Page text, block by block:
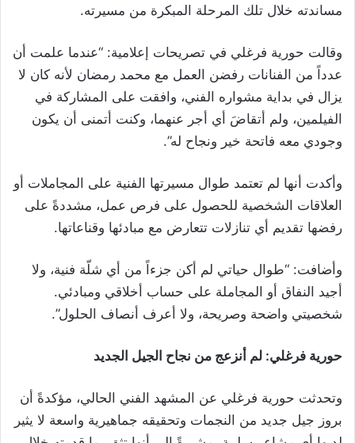
مساندته خلال تلك المرحلة المبكرة من مسيرته.
وقالت حورية فرغلي في تصريحات إعلامية: “عندما علمت أن
عدداً من الفنانات رفضن العمل مع محمد رمضان لأنه كان لا
يزال في بداية مشواره الفني، وافقت على المشاركة في
الفيلمين، ولم أتقاضَ أي أجر عنهما، وكنت أتمنى أن يكون
وجودي معه فاتحة خير ونجاح له”.
وأكدت أنها لم تعتمد طوال مسيرتها الفنية على المجاملات أو
العلاقات الشخصية للحصول على فرص عمل، مشددةً على
رفضها تقديم أي تنازلات تتعارض مع مبادئها وقناعاتها.
وأضافت: “طوال حياتي لم أكن جزءاً من أي شلّة فنية، ولا
أجيد النفاق أو المجاملة على حساب أخلاقي ومبادئي.
شخصيتي واضحة وصريحة، ولا أعرف أنصاف الحلول”.
حورية فرغلي: لم أنزعج من نجاح الجيل الجديد
وتحدثت حورية فرغلي عن المشهد الفني الحالي، مؤكدةً أن
بروز جيل جديد من النجمات وتحقيقه جماهيرية واسعة لا يثير